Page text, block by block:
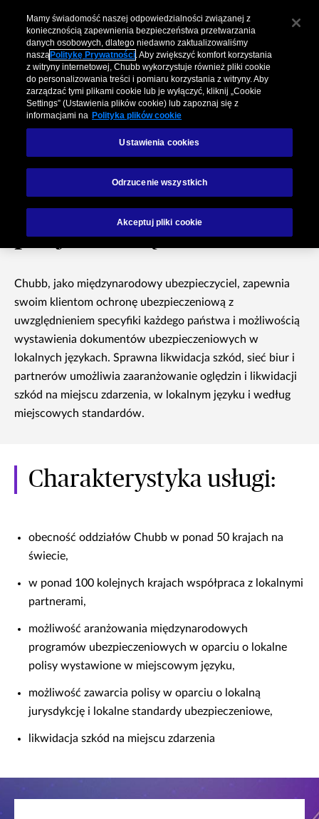
Programy
międzynarodowe
przychodzące
Chubb, jako międzynarodowy ubezpieczyciel, zapewnia
swoim klientom ochronę ubezpieczeniową z
uwzględnieniem specyfiki każdego państwa i możliwością
wystawienia dokumentów ubezpieczeniowych w
lokalnych językach. Sprawna likwidacja szkód, sieć biur i
partnerów umożliwia zaaranżowanie oględzin i likwidacji
szkód na miejscu zdarzenia, w lokalnym języku i według
miejscowych standardów.
Charakterystyka usługi:
obecność oddziałów Chubb w ponad 50 krajach na
świecie,
w ponad 100 kolejnych krajach współpraca z lokalnymi
partnerami,
możliwość aranżowania międzynarodowych
programów ubezpieczeniowych w oparciu o lokalne
polisy wystawione w miejscowym języku,
możliwość zawarcia polisy w oparciu o lokalną
jurysdykcję i lokalne standardy ubezpieczeniowe,
likwidacja szkód na miejscu zdarzenia
Mamy świadomość naszej odpowiedzialności związanej z
koniecznością zapewnienia bezpieczeństwa przetwarzania
danych osobowych, dlatego niedawno zaktualizowaliśmy
naszą Politykę Prywatności. Aby zwiększyć komfort korzystania
z witryny internetowej, Chubb wykorzystuje również pliki cookie
do personalizowania treści i pomiaru korzystania z witryny. Aby
zarządzać tymi plikami cookie lub je wyłączyć, kliknij „Cookie
Settings” (Ustawienia plików cookie) lub zapoznaj się z
informacjami na Polityka plików cookie
Ustawienia cookies
Odrzucenie wszystkich
Akceptuj pliki cookie